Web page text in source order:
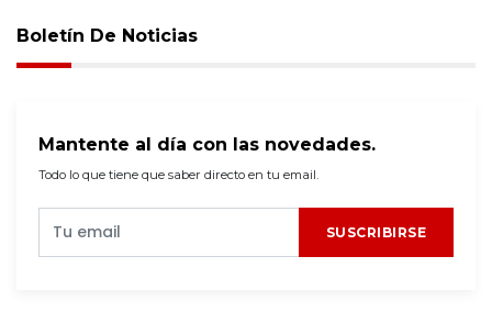
Boletín De Noticias
Mantente al día con las novedades.
Todo lo que tiene que saber directo en tu email.
SUSCRIBIRSE